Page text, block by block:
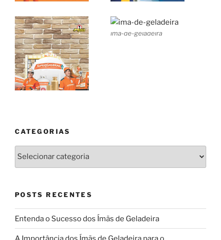
ima-de-geladeira
CATEGORIAS
Categorias
POSTS RECENTES
Entenda o Sucesso dos Ímãs de Geladeira